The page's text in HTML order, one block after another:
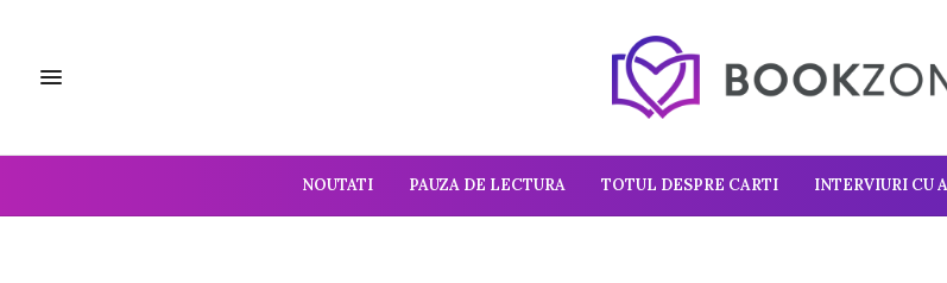
NOUTATI PAUZA DE LECTURA TOTUL DESPRE CARTI INTERVIURI CU